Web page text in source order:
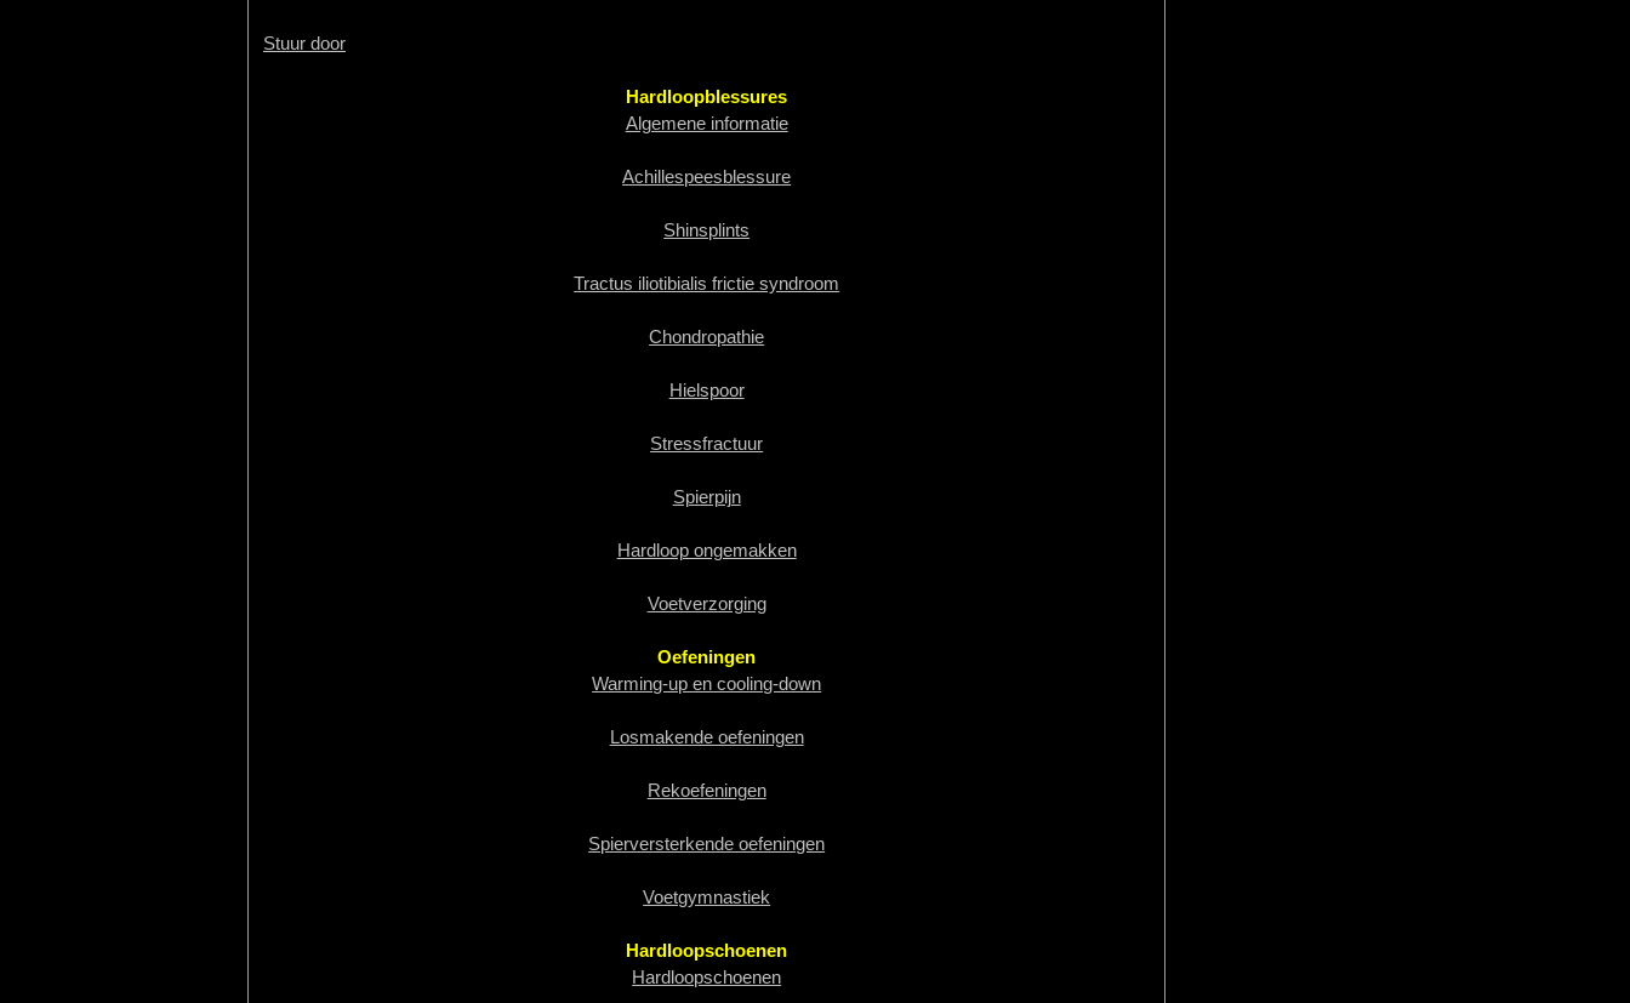
Stuur door
Hardloopblessures
Algemene informatie
Achillespeesblessure
Shinsplints
Tractus iliotibialis frictie syndroom
Chondropathie
Hielspoor
Stressfractuur
Spierpijn
Hardloop ongemakken
Voetverzorging
Oefeningen
Warming-up en cooling-down
Losmakende oefeningen
Rekoefeningen
Spierversterkende oefeningen
Voetgymnastiek
Hardloopschoenen
Hardloopschoenen